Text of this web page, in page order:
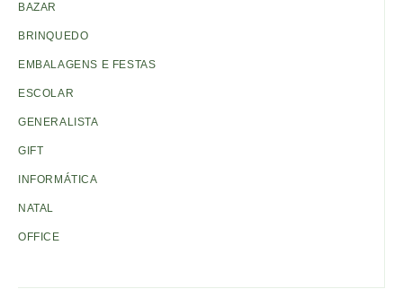
BAZAR
BRINQUEDO
EMBALAGENS E FESTAS
ESCOLAR
GENERALISTA
GIFT
INFORMÁTICA
NATAL
OFFICE